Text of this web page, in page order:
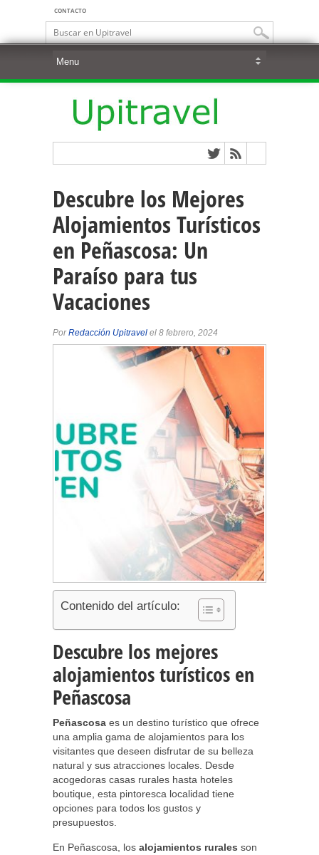
CONTACTO
Descubre los Mejores
Alojamientos Turísticos
en Peñascosa: Un
Paraíso para tus
Vacaciones
PorRedacción Upitravel el 8 febrero, 2024
Contenido del artículo:
Descubre los mejores
alojamientos turísticos en
Peñascosa
Peñascosa es un destino turístico que ofrece
una amplia gama de alojamientos para los
visitantes que deseen disfrutar de su belleza
natural y sus atracciones locales. Desde
acogedoras casas rurales hasta hoteles
boutique, esta pintoresca localidad tiene
opciones para todos los gustos y
presupuestos.
En Peñascosa, los alojamientos rurales son